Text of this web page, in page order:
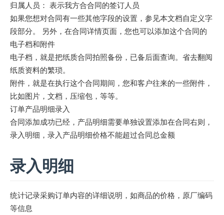
归属人员： 表示我方合合同的签订人员
如果您想对合同有一些其他字段的设置，参见本文档自定义字
段部分。 另外，在合同详情页面，您也可以添加这个合同的
电子档和附件
电子档，就是把纸质合同拍照备份，已备后面查询。省去翻阅
纸质资料的繁琐。
附件，就是在执行这个合同期间，您和客户往来的一些附件，
比如图片，文档，压缩包，等等。
订单产品明细录入
合同添加成功已经，产品明细需要单独设置添加在合同右则，
录入明细，录入产品明细价格不能超过合同总金额
录入明细
统计记录采购订单内容的详细说明，如商品的价格，原厂编码
等信息